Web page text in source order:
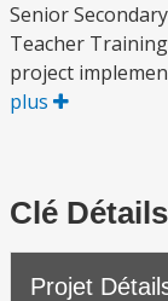
Senior
Teacher
project
plus
Clé Détails
Projet